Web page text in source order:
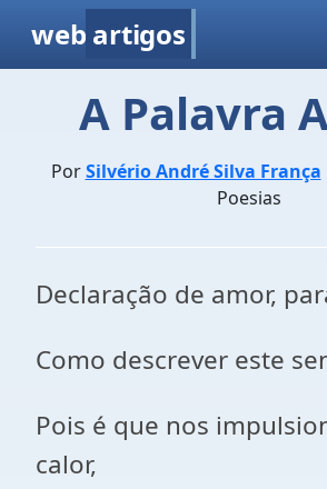
web artigos
A Palavra
PorSilvério André Silva França
Poesias
Declaração de amor,
Como descrever este
Pois é que nos
calor,